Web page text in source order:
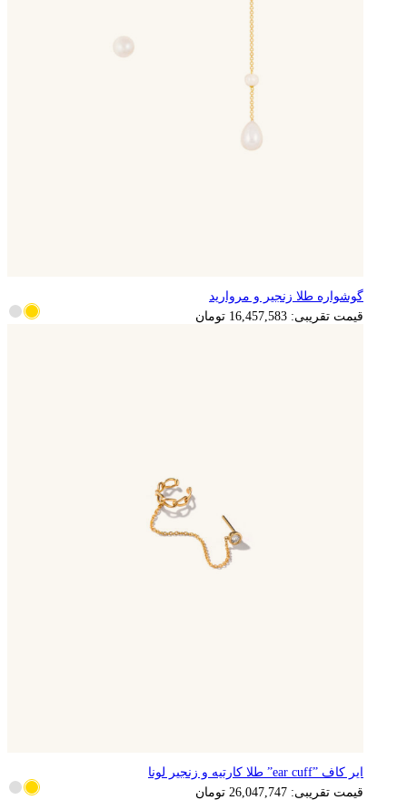
3,291,517 تومان
گوشواره طلا زنجیر و مروارید
قیمت تقریبی:16,457,583 تومان
5,209,549 تومان
ایر کاف ”ear cuff” طلا کارتیه و زنجیر لونا
قیمت تقریبی:26,047,747 تومان